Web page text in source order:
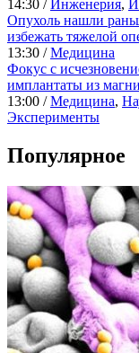
14:30 / Инженерия,
Опухоль нашли
избежать тяжелой
13:30 /Медицина
Фокус с
имплантаты из
13:00 /Медицина,
Эксперименты
Популярное